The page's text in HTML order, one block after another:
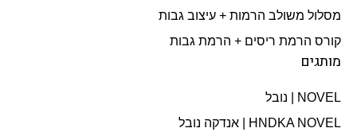
מסלול משולב הרמות + עיצוב גבות​
קורס הרמת ריסים + הרמת גבות
מותגים
NOVEL | נובל
HNDKA NOVEL | אנדקה נובל